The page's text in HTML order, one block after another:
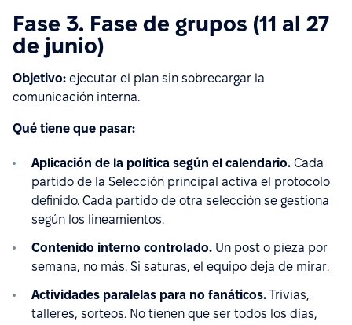
Fase 3. Fase de grupos (11 al 27
de junio)
Objetivo: ejecutar el plan sin sobrecargar la
comunicación interna.
Qué tiene que pasar:
Aplicación de la política según el calendario. Cada
partido de la Selección principal activa el protocolo
definido. Cada partido de otra selección se gestiona
según los lineamientos.
Contenido interno controlado. Un post o pieza por
semana, no más. Si saturas, el equipo deja de mirar.
Actividades paralelas para no fanáticos. Trivias,
talleres, sorteos. No tienen que ser todos los días,